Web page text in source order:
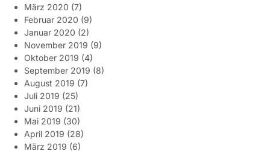
März 2020 (7)
Februar 2020 (9)
Januar 2020 (2)
November 2019 (9)
Oktober 2019 (4)
September 2019 (8)
August 2019 (7)
Juli 2019 (25)
Juni 2019 (21)
Mai 2019 (30)
April 2019 (28)
März 2019 (6)